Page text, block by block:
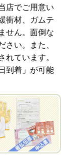
ォームから画像
し、梱包キット
ットは送料無料
送ガイドの手順
定」を友だちに
などのカメラで
をトーク中に送
、梱包キットを
トは送料無料で
店でご用意い
衝材、ガムテ
せん。面倒な
さい。また、
れています。
到着」が可能